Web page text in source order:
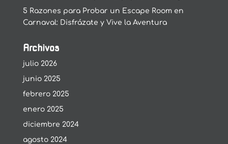
5 Razones para Probar un Escape Room en
Carnaval: Disfrázate y Vive la Aventura
Archivos
julio 2026
junio 2025
febrero 2025
enero 2025
diciembre 2024
agosto 2024